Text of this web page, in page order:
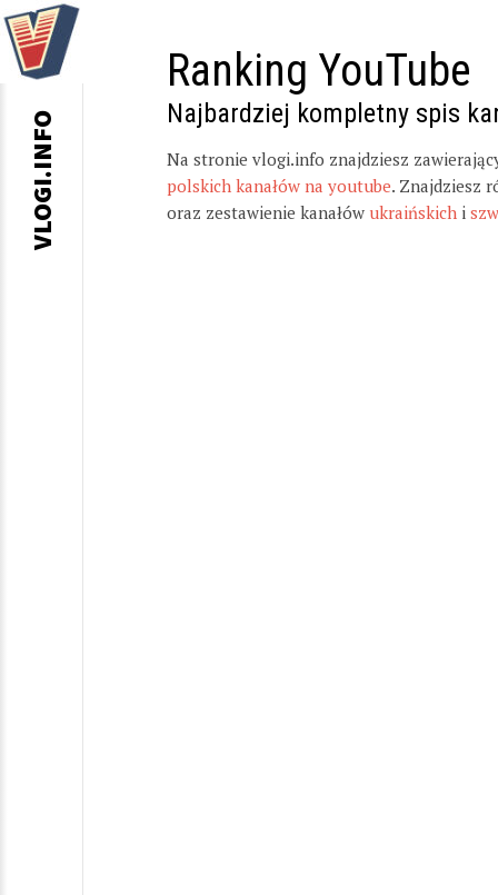
Ranking YouTube
Najbardziej kompletny spis
Na stronie vlogi.info znajdziesz
polskich kanałów na youtube. Znajdziesz
oraz zestawienie kanałów ukraińskich i
VLOGI.INFO